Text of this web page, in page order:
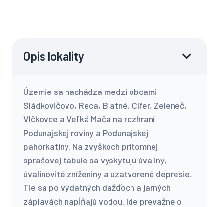
Opis lokality
Územie sa nachádza medzi obcami
Sládkovičovo, Reca, Blatné, Cífer, Zeleneč,
Vlčkovce a Veľká Mača na rozhraní
Podunajskej roviny a Podunajskej
pahorkatiny. Na zvyškoch prítomnej
sprašovej tabule sa vyskytujú úvaliny,
úvalinovité zníženiny a uzatvorené depresie.
Tie sa po výdatných dažďoch a jarných
záplavách napĺňajú vodou. Ide prevažne o